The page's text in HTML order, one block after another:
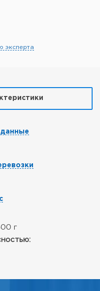
эксперта
данные
г